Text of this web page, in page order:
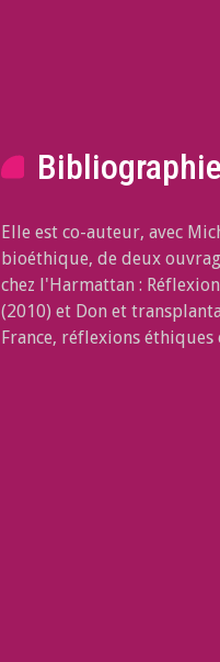
Elle est co-auteur, avec
bioéthique, de deux
chez l'Harmattan :
(2010) et Don et
France, réflexions